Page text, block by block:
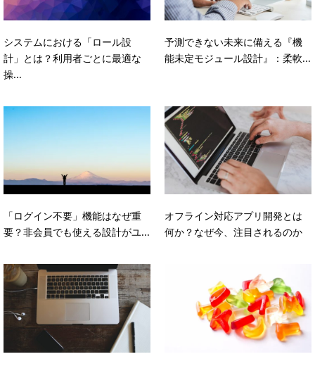
システムにおける「ロール設
計」とは？利用者ごとに最適な
操...
予測できない未来に備える『機
能未定モジュール設計』：柔軟...
「ログイン不要」機能はなぜ重
要？非会員でも使える設計がユ...
オフライン対応アプリ開発とは
何か？なぜ今、注目されるのか